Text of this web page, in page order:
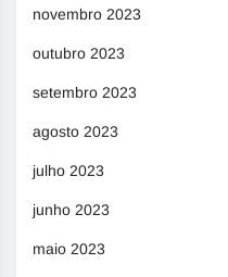
novembro 2023
outubro 2023
setembro 2023
agosto 2023
julho 2023
junho 2023
maio 2023